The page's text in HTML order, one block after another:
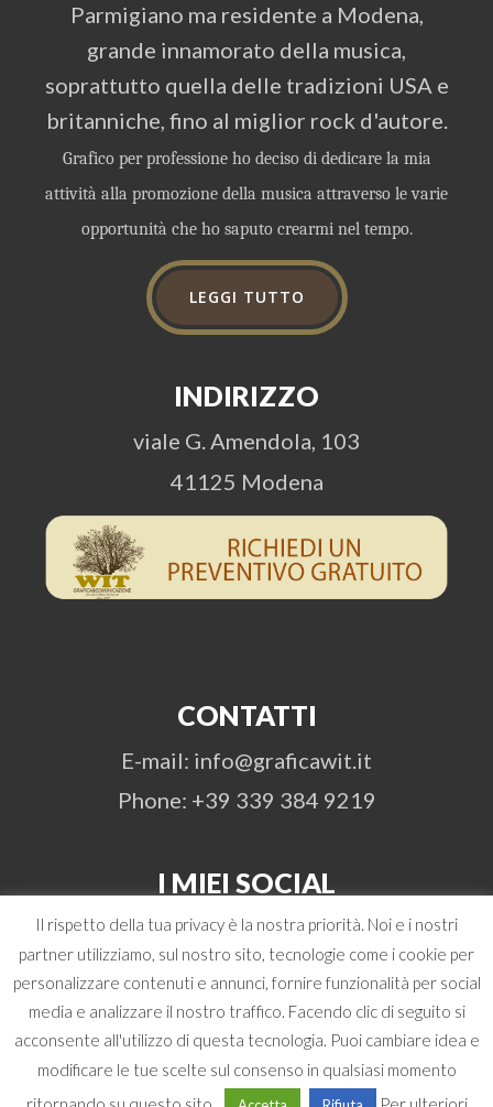
Parmigiano ma residente a Modena,
grande innamorato della musica,
soprattutto quella delle tradizioni USA e
britanniche, fino al miglior rock d'autore.
Grafico per professione ho deciso di dedicare la mia
attività alla promozione della musica attraverso le varie
opportunità che ho saputo crearmi nel tempo.
LEGGI TUTTO
INDIRIZZO
viale G. Amendola, 103
41125 Modena
CONTATTI
E-mail: info@graficawit.it
Phone: +39 339 384 9219
I MIEI SOCIAL
© 2026 Antonio Boschi | WIT Grafica &
Comunicazione | P. Iva 02472480348 -
Il rispetto della tua privacy è la nostra priorità. Noi e i nostri
partner utilizziamo, sul nostro sito, tecnologie come i cookie per
personalizzare contenuti e annunci, fornire funzionalità per social
media e analizzare il nostro traffico. Facendo clic di seguito si
acconsente all'utilizzo di questa tecnologia. Puoi cambiare idea e
modificare le tue scelte sul consenso in qualsiasi momento